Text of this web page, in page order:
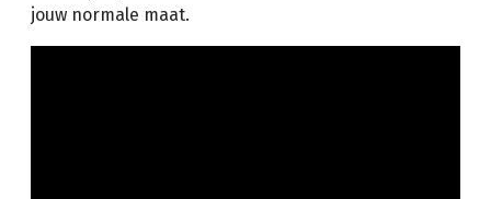
jouw normale maat.